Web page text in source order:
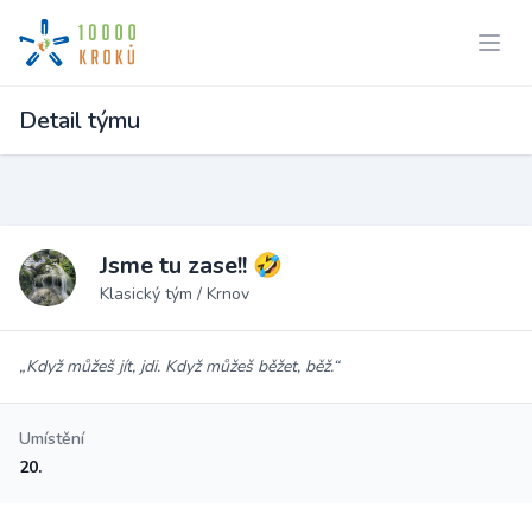
Detail týmu
Jsme tu zase!! 🤣
Klasický tým / Krnov
„Když můžeš jít, jdi. Když můžeš běžet, běž.“
Umístění
20.